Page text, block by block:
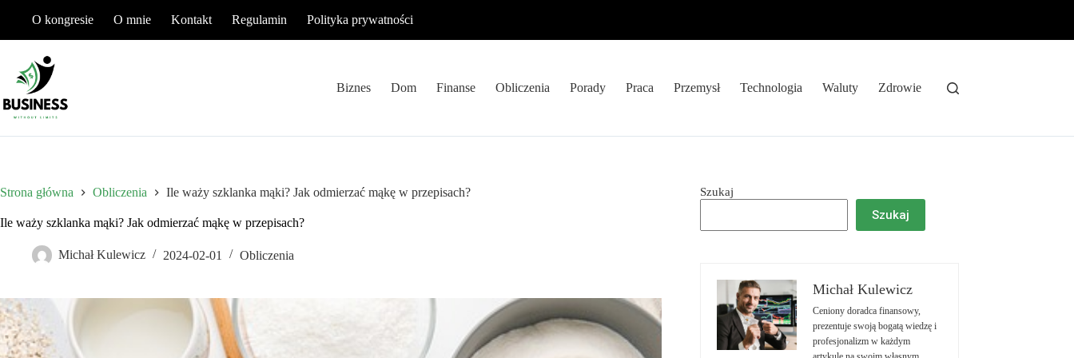
O kongresie O mnie Kontakt Regulamin Polityka prywatności
Biznes Dom Finanse Obliczenia Porady Praca Przemysł Technologia Waluty Zdrowie
Strona główna Obliczenia Ile waży szklanka mąki? Jak odmierzać mąkę w przepisach?
Ile waży szklanka mąki? Jak odmierzać mąkę w przepisach?
Michał Kulewicz 2024-02-01 Obliczenia
Szukaj
Szukaj
Michał Kulewicz
Ceniony doradca finansowy,
prezentuje swoją bogatą wiedzę i
profesjonalizm w każdym